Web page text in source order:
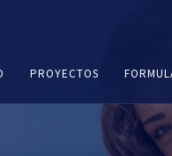
PROYECTOS